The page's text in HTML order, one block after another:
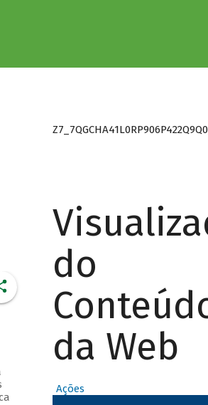
do
da Web
Ações